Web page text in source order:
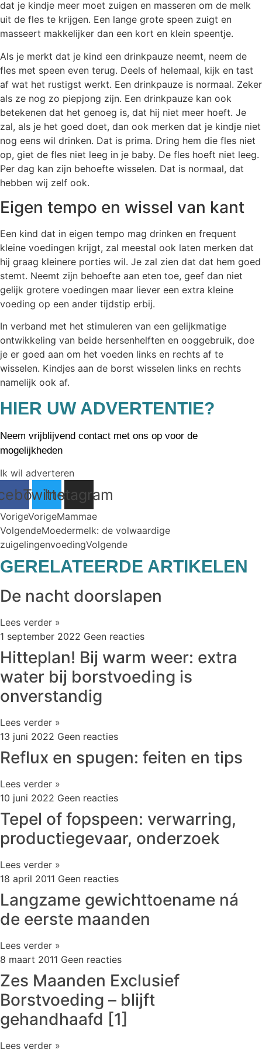
dat je kindje meer moet zuigen en masseren om de melk
uit de fles te krijgen. Een lange grote speen zuigt en
masseert makkelijker dan een kort en klein speentje.
Als je merkt dat je kind een drinkpauze neemt, neem de
fles met speen even terug. Deels of helemaal, kijk en tast
af wat het rustigst werkt. Een drinkpauze is normaal. Zeker
als ze nog zo piepjong zijn. Een drinkpauze kan ook
betekenen dat het genoeg is, dat hij niet meer hoeft. Je
zal, als je het goed doet, dan ook merken dat je kindje niet
nog eens wil drinken. Dat is prima. Dring hem die fles niet
op, giet de fles niet leeg in je baby. De fles hoeft niet leeg.
Per dag kan zijn behoefte wisselen. Dat is normaal, dat
hebben wij zelf ook.
Eigen tempo en wissel van kant
Een kind dat in eigen tempo mag drinken en frequent
kleine voedingen krijgt, zal meestal ook laten merken dat
hij graag kleinere porties wil. Je zal zien dat dat hem goed
stemt. Neemt zijn behoefte aan eten toe, geef dan niet
gelijk grotere voedingen maar liever een extra kleine
voeding op een ander tijdstip erbij.
In verband met het stimuleren van een gelijkmatige
ontwikkeling van beide hersenhelften en ooggebruik, doe
je er goed aan om het voeden links en rechts af te
wisselen. Kindjes aan de borst wisselen links en rechts
namelijk ook af.
HIER UW ADVERTENTIE?
Neem vrijblijvend contact met ons op voor de
mogelijkheden
Ik wil adverteren
Twitter
Instagram
VorigeVorigeMammae
VolgendeMoedermelk: de volwaardige
zuigelingenvoedingVolgende
GERELATEERDE ARTIKELEN
De nacht doorslapen
Lees verder »
1 september 2022 Geen reacties
Hitteplan! Bij warm weer: extra
water bij borstvoeding is
onverstandig
Lees verder »
13 juni 2022 Geen reacties
Reflux en spugen: feiten en tips
Lees verder »
10 juni 2022 Geen reacties
Tepel of fopspeen: verwarring,
productiegevaar, onderzoek
Lees verder »
18 april 2011 Geen reacties
Langzame gewichttoename ná
de eerste maanden
Lees verder »
8 maart 2011 Geen reacties
Zes Maanden Exclusief
Borstvoeding – blijft
gehandhaafd [1]
Lees verder »